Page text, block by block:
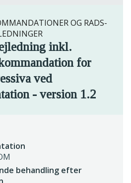
OG RADS-
inkl.
for
ved
- version 1.2
behandling efter